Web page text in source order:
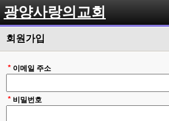
광양사랑의교회
회원가입
이메일 주소
*
비밀번호
*